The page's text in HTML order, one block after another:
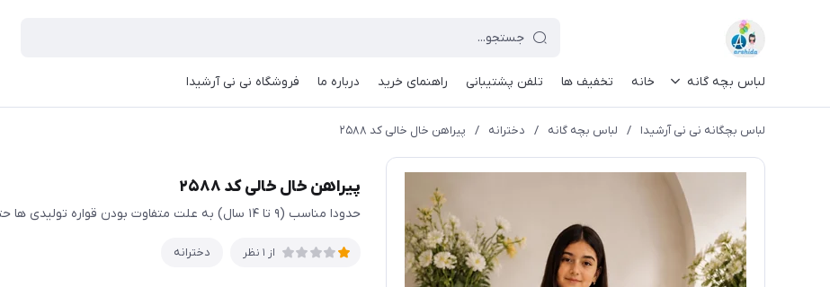
لباس بچه گانه خانه تخفیف ها تلفن پشتیبانی راهنمای خرید درباره ما فروشگاه نی نی آرشیدا
لباس بچگانه نی نی آرشیدا / لباس بچه گانه / دخترانه / پیراهن خال خالی کد ۲۵۸۸
پیراهن خال خالی کد ۲۵۸۸
حدودا مناسب (۹ تا ۱۴ سال) به علت متفاوت بودن قواره تولیدی ها حتما اندازها چک شود
از 1 نظر دخترانه